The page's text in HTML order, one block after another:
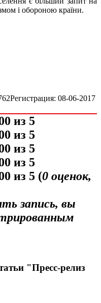
і обороною країни.
Регистрация: 08-06-2017
(0 оценок,
запись, вы
"Пресс-релиз